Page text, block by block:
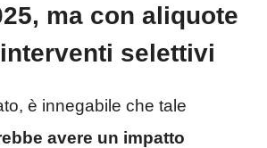
ma con aliquote
selettivi
è innegabile che tale
avere un impatto